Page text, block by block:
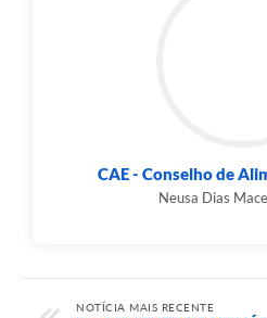
CAE - Conselho de
Neusa Dias
NOTÍCIA MAIS RECENTE